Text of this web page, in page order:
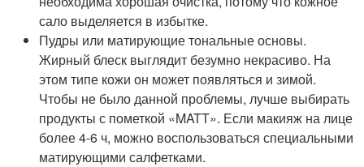
сало выделяется в избытке.
Пудры или матирующие тональные основы.
Жирный блеск выглядит безумно некрасиво. На
этом типе кожи он может появляться и зимой.
Чтобы не было данной проблемы, лучше выбирать
продукты с пометкой «MATT». Если макияж на лице
более 4-6 ч, можно воспользоваться специальными
матирующими салфетками.